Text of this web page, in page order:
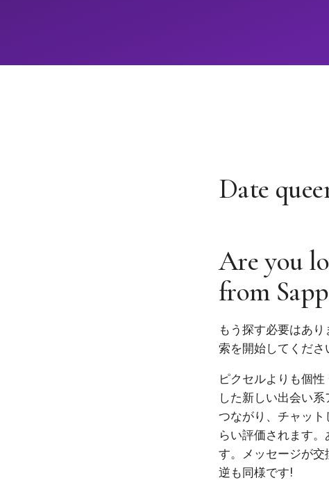
Date
Are you
from
もう探す必要はあ
索を開始してくだ
ピクセルよりも個
した新しい出会い
つながり、チャッ
らい評価されます
す。メッセージが
逆も同様です!